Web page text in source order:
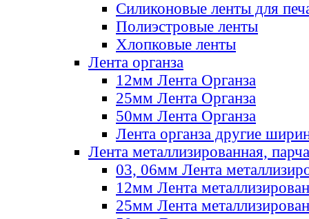
Силиконовые ленты для
Полиэстровые ленты
Хлопковые ленты
Лента органза
12мм Лента Органза
25мм Лента Органза
50мм Лента Органза
Лента органза другие
Лента металлизированная, парча
03, 06мм Лента
12мм Лента
25мм Лента